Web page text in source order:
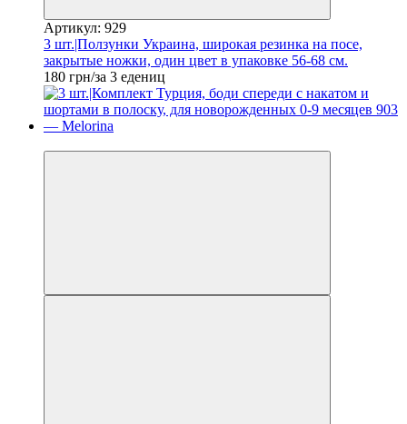
Артикул: 929
3 шт.|Ползунки Украина, широкая резинка на посе,
закрытые ножки, один цвет в упаковке 56-68 см.
180 грн/за 3 едениц